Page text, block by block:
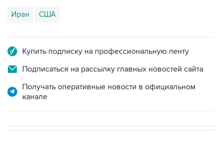
Иран США
Купить подписку на профессиональную ленту
Подписаться на рассылку главных новостей сайта
Получать оперативные новости в официальном
канале